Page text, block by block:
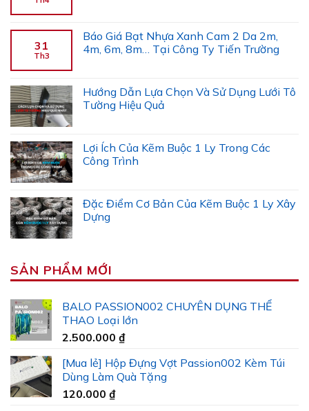
31
Th3
Báo Giá Bạt Nhựa Xanh Cam 2 Da 2m,
4m, 6m, 8m… Tại Công Ty Tiến Trường
Hướng Dẫn Lựa Chọn Và Sử Dụng Lưới Tô
Tường Hiệu Quả
Lợi Ích Của Kẽm Buộc 1 Ly Trong Các
Công Trình
Đặc Điểm Cơ Bản Của Kẽm Buộc 1 Ly Xây
Dựng
SẢN PHẨM MỚI
BALO PASSION002 CHUYÊN DỤNG THỂ
THAO Loại lớn
2.500.000 ₫
[Mua lẻ] Hộp Đựng Vợt Passion002 Kèm Túi
Dùng Làm Quà Tặng
120.000 ₫